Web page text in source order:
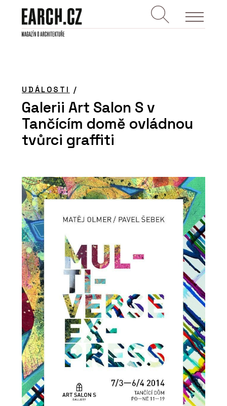
UDÁLOSTI /
Galerii Art Salon S v
Tančícím domě ovládnou
tvůrci graffiti